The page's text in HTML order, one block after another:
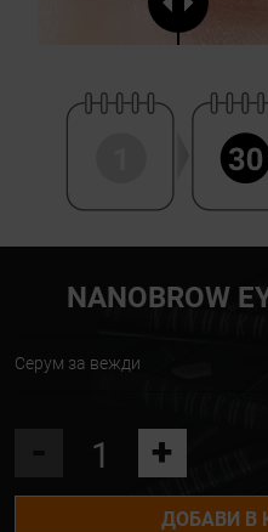
NANOBROW
Серум за вежди
+
ДОБАВИ В